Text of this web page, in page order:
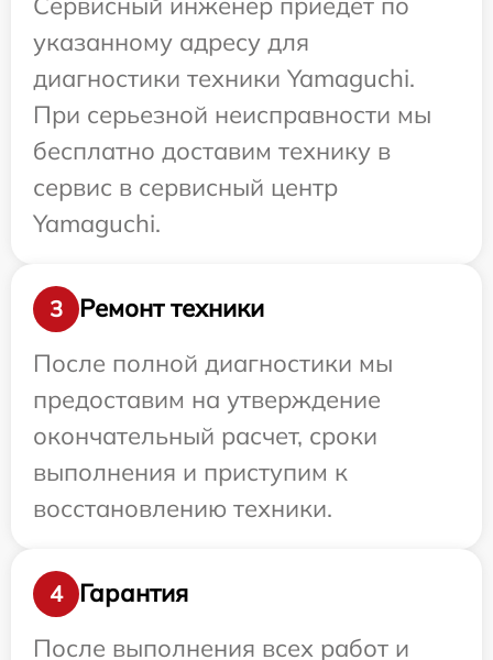
указанному адресу для
диагностики техники Yamaguchi.
При серьезной неисправности мы
бесплатно доставим технику в
сервис в сервисный центр
Yamaguchi.
3
Ремонт техники
После полной диагностики мы
предоставим на утверждение
окончательный расчет, сроки
выполнения и приступим к
восстановлению техники.
4
Гарантия
После выполнения всех работ и